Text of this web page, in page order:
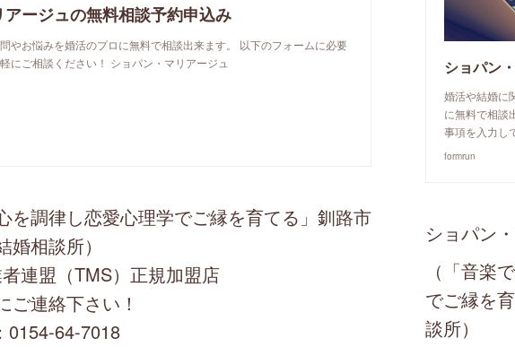
ージュの無料相談予約申込み
やお悩みを婚活のプロに無料で相談出来ます。 以下のフォームに必要
にご相談ください！ ショパン・マリアージュ
を調律し恋愛心理学でご縁を育てる」釧路市
婚相談所）
連盟（TMS）正規加盟店
ご連絡下さい！
0154-64-7018
婚活や結婚に
に無料で相談
事項を入力し
formrun
ショパン
（「音楽
でご縁を
談所）